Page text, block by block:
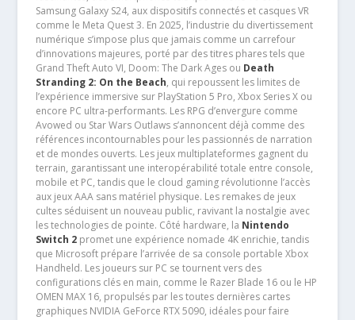
Samsung Galaxy S24, aux dispositifs connectés et casques VR
comme le Meta Quest 3. En 2025, l’industrie du divertissement
numérique s’impose plus que jamais comme un carrefour
d’innovations majeures, porté par des titres phares tels que
Grand Theft Auto VI, Doom: The Dark Ages ou Death
Stranding 2: On the Beach, qui repoussent les limites de
l’expérience immersive sur PlayStation 5 Pro, Xbox Series X ou
encore PC ultra-performants. Les RPG d’envergure comme
Avowed ou Star Wars Outlaws s’annoncent déjà comme des
références incontournables pour les passionnés de narration
et de mondes ouverts. Les jeux multiplateformes gagnent du
terrain, garantissant une interopérabilité totale entre console,
mobile et PC, tandis que le cloud gaming révolutionne l’accès
aux jeux AAA sans matériel physique. Les remakes de jeux
cultes séduisent un nouveau public, ravivant la nostalgie avec
les technologies de pointe. Côté hardware, la Nintendo
Switch 2promet une expérience nomade 4K enrichie, tandis
que Microsoft prépare l’arrivée de sa console portable Xbox
Handheld. Les joueurs sur PC se tournent vers des
configurations clés en main, comme le Razer Blade 16 ou le HP
OMEN MAX 16, propulsés par les toutes dernières cartes
graphiques NVIDIA GeForce RTX 5090, idéales pour faire